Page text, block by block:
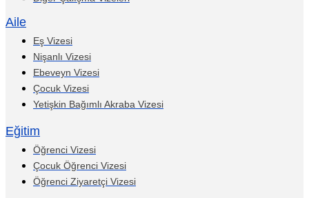
Aile
Eş Vizesi
Nişanlı Vizesi
Ebeveyn Vizesi
Çocuk Vizesi
Yetişkin Bağımlı Akraba Vizesi
Eğitim
Öğrenci Vizesi
Çocuk Öğrenci Vizesi
Öğrenci Ziyaretçi Vizesi